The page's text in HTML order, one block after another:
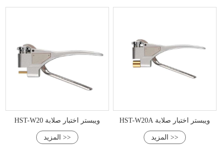
HST-W20 ويبستر اختبار صلابة
المزيد >>
HST-W20A ويبستر اختبار صلابة
المزيد >>